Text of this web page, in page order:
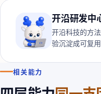
开沿研发中
开沿科技的方
验沉淀成可复用
相关能力